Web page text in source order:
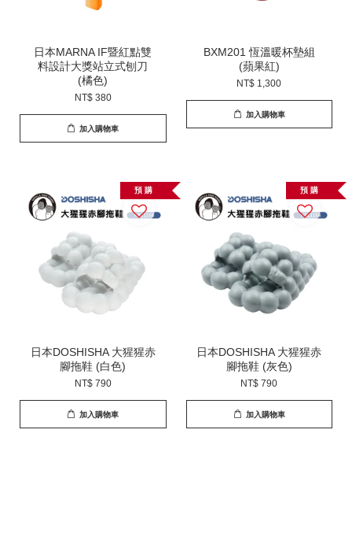
日本MARNA IF暨紅點雙
料設計大獎站立式刨刀
(橘色)
NT$ 380
加入購物車
BXM201 恆溫暖杯墊組
(蘋果紅)
NT$ 1,300
加入購物車
預 購
日本DOSHISHA 大猩猩赤
腳拖鞋 (白色)
NT$ 790
加入購物車
預 購
日本DOSHISHA 大猩猩赤
腳拖鞋 (灰色)
NT$ 790
加入購物車